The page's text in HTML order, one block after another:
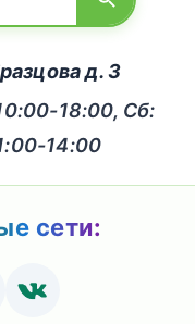
д. 3
18:00, Сб:
14:00
сети: